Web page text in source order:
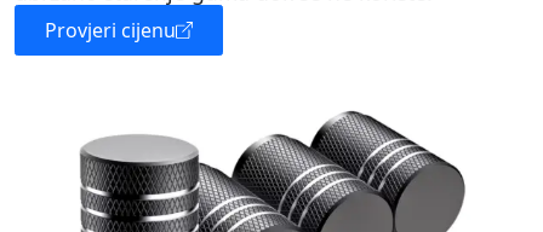
Provjeri cijenu